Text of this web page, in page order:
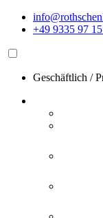
Zum
Inhalt
+49 9335 97
Geschäftlich /